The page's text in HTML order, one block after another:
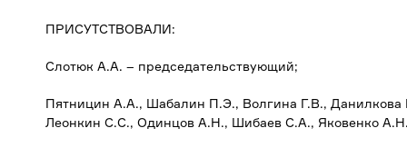
ПРИСУТСТВОВАЛИ:
Слотюк А.А. – председательствующий;
Пятницин А.А., Шабалин П.Э., Волгина Г.В.,
Леонкин С.С., Одинцов А.Н., Шибаев С.А., Яковенко